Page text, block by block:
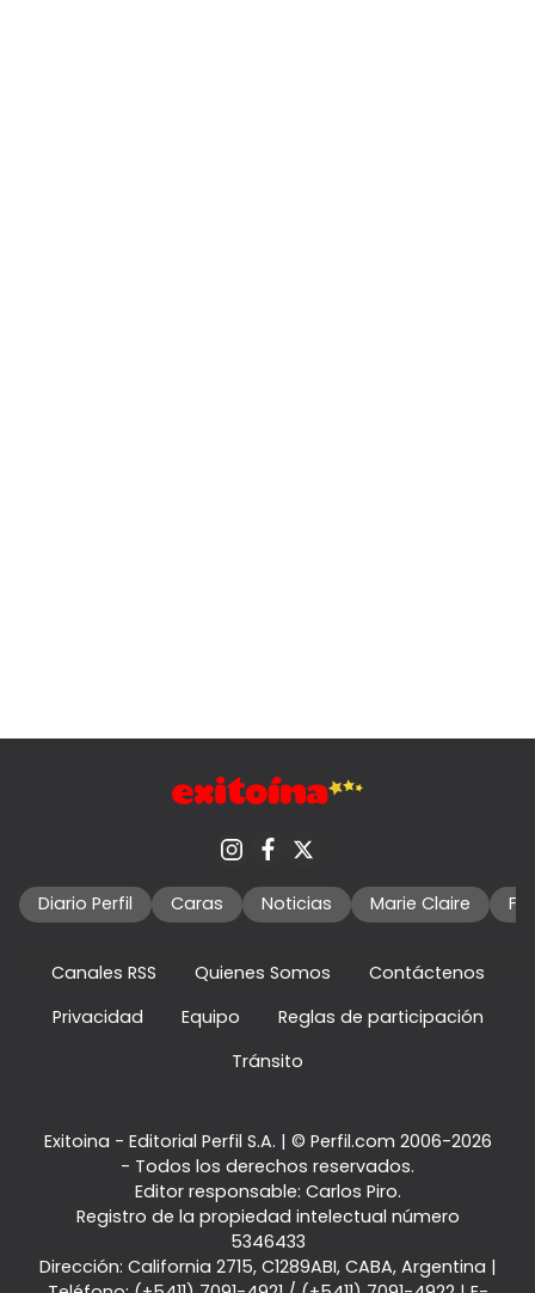
Diario Perfil Caras Noticias Marie Claire
Canales RSS Quienes Somos
Contáctenos
Privacidad
Equipo
Reglas de participación
Tránsito
Exitoina - Editorial Perfil S.A. | © Perfil.com 2006-2026
- Todos los derechos reservados.
Editor responsable: Carlos Piro.
Registro de la propiedad intelectual número
5346433
Dirección: California 2715, C1289ABI, CABA, Argentina |